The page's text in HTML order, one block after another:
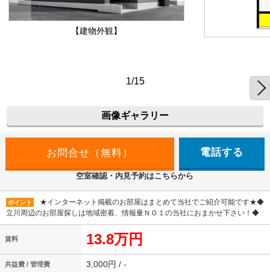
【建物外観】
1/15
画像ギャラリー
電話する
空室確認・内見予約はこちらから
ポイント
★インターネット掲載のお部屋はまとめて当社でご紹介可能です★◆
立川周辺のお部屋探しは地域密着、情報量ＮＯ１の当社におまかせ下さい！◆
賃料 13.8万円
共益費 / 管理費 3,000円 / -